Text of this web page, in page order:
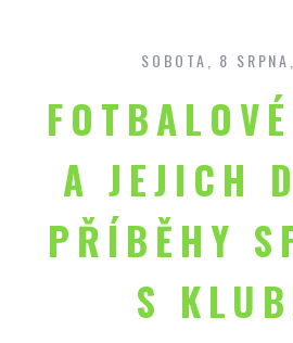
content
SOBOTA, 8
A JEJICH
PŘÍBĚHY
S